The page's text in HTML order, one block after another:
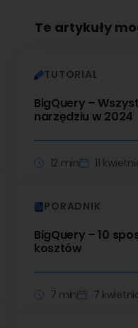
Te artykuły
TUTORIAL
BigQuery –
narzędziu w 2024
12 min 11
PORADNIK
BigQuery – 10
kosztów
7 min 7